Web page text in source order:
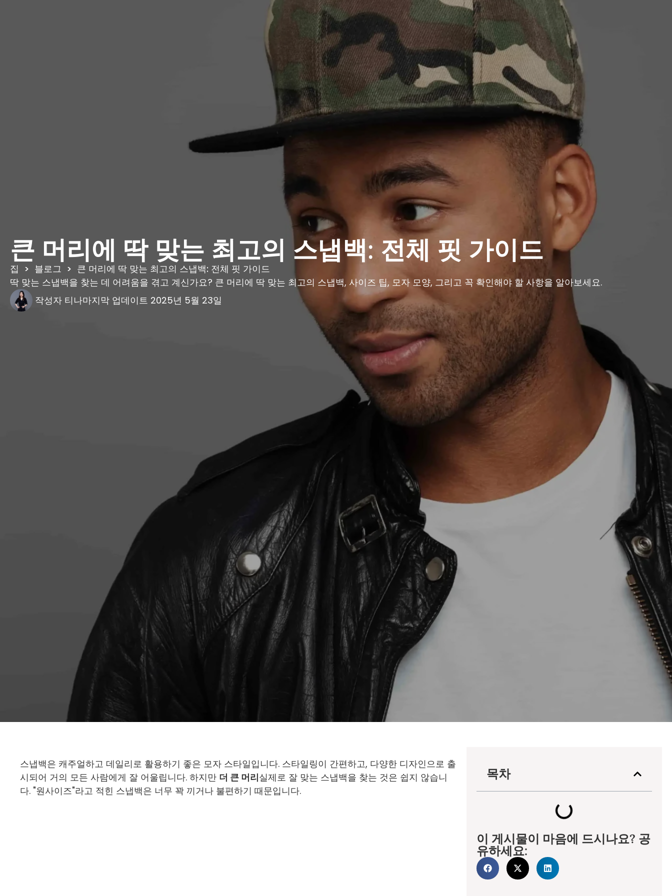
큰 머리에 딱 맞는 최고의 스냅백: 전체 핏 가이드
집 > 블로그 > 큰 머리에 딱 맞는 최고의 스냅백: 전체 핏 가이드
딱 맞는 스냅백을 찾는 데 어려움을 겪고 계신가요? 큰 머리에 딱 맞는 최고의 스냅백, 사이즈 팁, 모자 모양, 그리고 꼭 확인해야 할 사항을 알아보세요.
작성자 티나마지막 업데이트 2025년 5월 23일
스냅백은 캐주얼하고 데일리로 활용하기 좋은 모자 스타일입니다. 스타일링이 간편하고, 다양한 디자인으로 출
시되어 거의 모든 사람에게 잘 어울립니다. 하지만 더 큰 머리실제로 잘 맞는 스냅백을 찾는 것은 쉽지 않습니
다. "원사이즈"라고 적힌 스냅백은 너무 꽉 끼거나 불편하기 때문입니다.
목차
이 게시물이 마음에 드시나요? 공
유하세요: